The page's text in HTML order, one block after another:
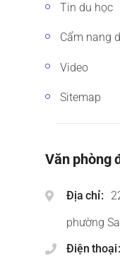
Tin du học
Cẩm nang
Video
Sitemap
Văn phòng
Địa chỉ
phường
Điện thoại